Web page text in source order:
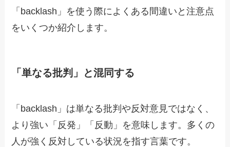
「backlash」を使う際によくある間違いと注意点
をいくつか紹介します。
「単なる批判」と混同する
「backlash」は単なる批判や反対意見ではなく、
より強い「反発」「反動」を意味します。多くの
人が強く反対している状況を指す言葉です。